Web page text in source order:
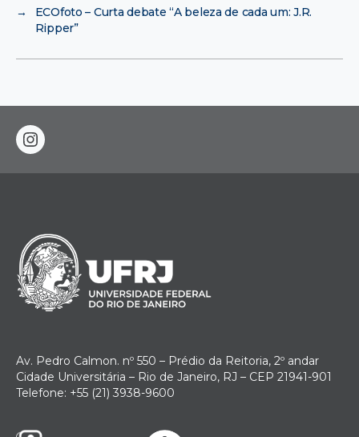
→
ECOfoto – Curta debate “A beleza de cada um: J.R.
Ripper”
instagram
Av. Pedro Calmon. nº 550 – Prédio da Reitoria, 2º andar
Cidade Universitária – Rio de Janeiro, RJ – CEP 21941-901
Telefone: +55 (21) 3938-9600